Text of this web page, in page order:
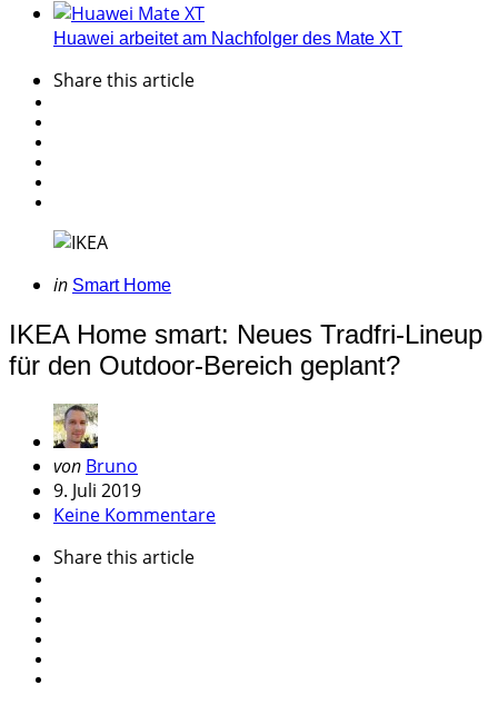
Huawei arbeitet am Nachfolger des Mate XT
Sharethis article
Categories
Posted
in Smart Home
IKEA Home smart: Neues Tradfri-Lineup
für den Outdoor-Bereich geplant?
Geschrieben
von
von Bruno
9. Juli 2019
Keine Kommentare
Sharethis article